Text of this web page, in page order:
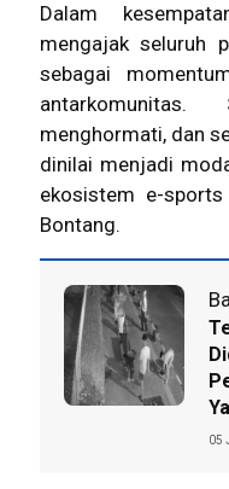
Dalam
mengajak seluruh
sebagai
menghormati, dan
dinilai menjadi
ekosistem e-
Bontang.
05